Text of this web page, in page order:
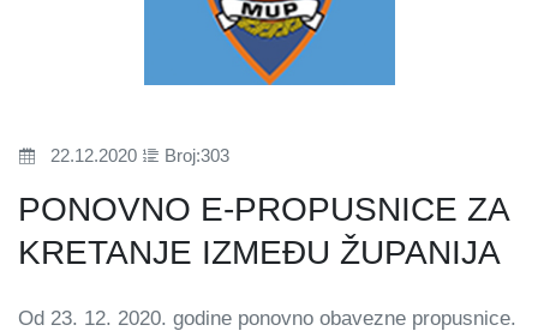
22.12.2020 Broj:303
PONOVNO E-PROPUSNICE ZA
KRETANJE IZMEĐU ŽUPANIJA
Od 23. 12. 2020. godine ponovno obavezne propusnice.